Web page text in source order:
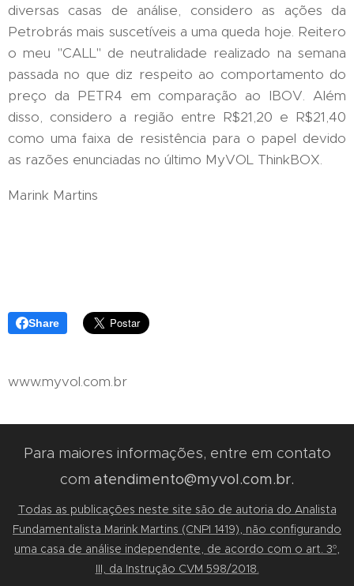
diversas casas de análise, considero as ações da
Petrobrás mais suscetíveis a uma queda hoje. Reitero
o meu "CALL" de neutralidade realizado na semana
passada no que diz respeito ao comportamento do
preço da PETR4 em comparação ao IBOV. Além
disso, considero a região entre R$21,20 e R$21,40
como uma faixa de resistência para o papel devido
as razões enunciadas no último MyVOL ThinkBOX.
Marink Martins
Share
www.myvol.com.br
Para maiores informações, entre em contato
com atendimento@myvol.com.br.
Todas as publicações neste site são de autoria do Analista
Fundamentalista Marink Martins (CNPI 1419), não configurando
uma casa de análise independente, de acordo com o art. 3º,
III, da Instrução CVM 598/2018.